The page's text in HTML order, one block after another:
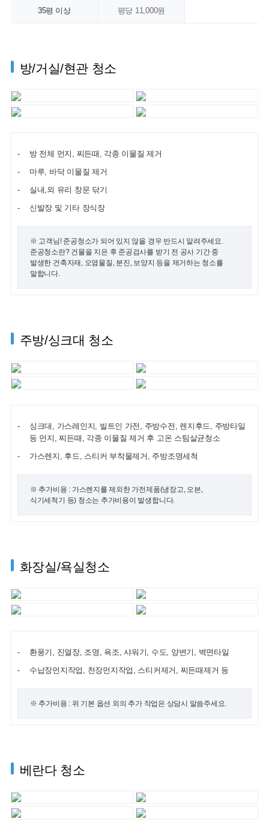
35평 이상 평당 11,000원
방/거실/현관 청소
방 전체 먼지, 찌든때, 각종 이물질 제거
마루, 바닥 이물질 제거
실내,외 유리 창문 닦기
신발장 및 기타 장식장
※ 고객님! 준공청소가 되어 있지 않을 경우 반드시 알려주세요.
준공청소란? 건물을 지은 후 준공검사를 받기 전 공사 기간 중
발생한 건축자재, 오염물질, 분진, 보양지 등을 제거하는 청소를
말합니다.
주방/싱크대 청소
싱크대, 가스레인지, 빌트인 가전, 주방수전, 렌지후드, 주방타일
등 먼지, 찌든때, 각종 이물질 제거 후 고온 스팀살균청소
가스렌지, 후드, 스티커 부착물제거, 주방조명세척
※ 추가비용 : 가스렌지를 제외한 가전제품(냉장고, 오븐,
식기세척기 등) 청소는 추가비용이 발생합니다.
화장실/욕실청소
환풍기, 진열장, 조명, 욕조, 샤워기, 수도, 양변기, 벽면타일
수납장먼지작업, 천장먼지작업, 스티커제거, 찌든때제거 등
※ 추가비용 : 위 기본 옵션 외의 추가 작업은 상담시 말씀주세요.
베란다 청소